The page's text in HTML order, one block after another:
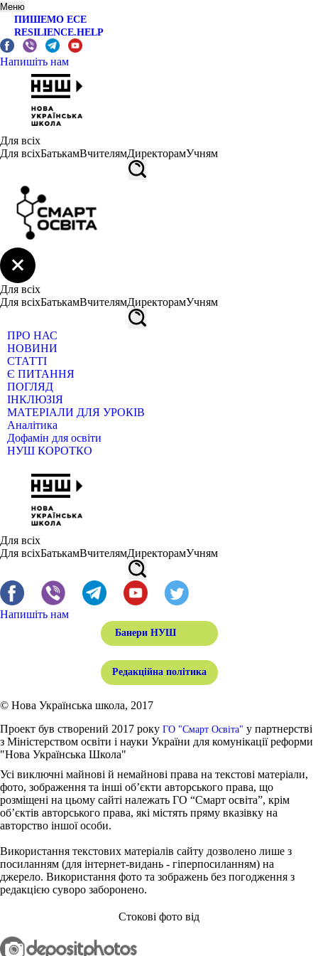
Меню
ПИШЕМО ЕСЕ
RESILIENCE.HELP
Напишіть нам
Для всіх
Для всіхБатькамВчителямДиректорамУчням
Для всіх
Для всіхБатькамВчителямДиректорамУчням
ПРО НАС
НОВИНИ
СТАТТІ
Є ПИТАННЯ
ПОГЛЯД
ІНКЛЮЗІЯ
МАТЕРІАЛИ ДЛЯ УРОКІВ
Аналітика
Дофамін для освіти
НУШ КОРОТКО
Для всіх
Для всіхБатькамВчителямДиректорамУчням
Напишіть нам
Банери НУШ
Редакційна політика
© Нова Українська школа, 2017
Проект був створений 2017 року ГО "Смарт Освіта" у партнерстві
з Міністерством освіти і науки України для комунікації реформи
"Нова Українська Школа"
Усі виключні майнові й немайнові права на текстові матеріали,
фото, зображення та інші об’єкти авторського права, що
розміщені на цьому сайті належать ГО “Смарт освіта”, крім
об’єктів авторського права, які містять пряму вказівку на
авторство іншої особи.
Використання текстових матеріалів сайту дозволено лише з
посиланням (для інтернет-видань - гіперпосиланням) на
джерело. Використання фото та зображень без погодження з
редакцією суворо заборонено.
Стокові фото від